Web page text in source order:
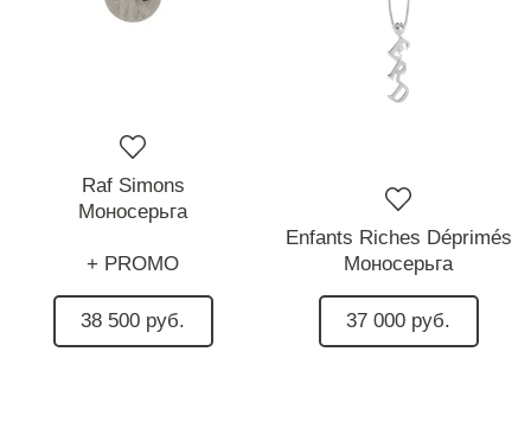
Raf Simons
Моносерьга
+ PROMO
38 500 руб.
Enfants Riches Déprimés
Моносерьга
37 000 руб.